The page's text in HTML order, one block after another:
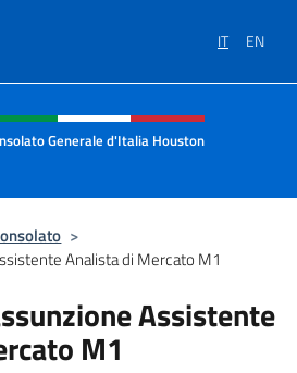
IT EN
social e menù
Generale d'Italia Houston
>
Analista di Mercato M1
Assistente
M1